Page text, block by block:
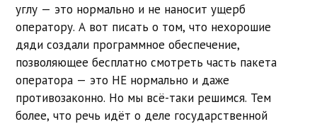
углу — это нормально и не наносит ущерб
оператору. А вот писать о том, что нехорошие
дяди создали программное обеспечение,
позволяющее бесплатно смотреть часть пакета
оператора — это НЕ нормально и даже
противозаконно. Но мы всё-таки решимся. Тем
более, что речь идёт о деле государственной